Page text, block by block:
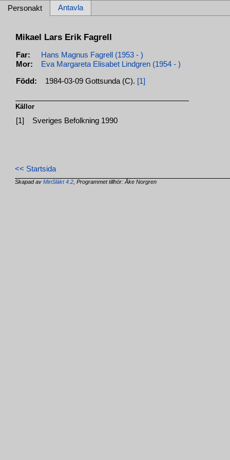
Personakt Antavla
Mikael Lars Erik Fagrell
Far:
Hans Magnus Fagrell (1953 - )
Mor:
Eva Margareta Elisabet Lindgren (1954 - )
Född: 1984-03-09 Gottsunda (C). [1]
Källor
[1] Sveriges Befolkning 1990
<< Startsida
Skapad avMinSläkt 4.2 , Programmet tillhör: Åke Norgren